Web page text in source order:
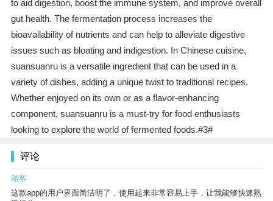
to aid digestion, boost the immune system, and improve overall
gut health. The fermentation process increases the
bioavailability of nutrients and can help to alleviate digestive
issues such as bloating and indigestion. In Chinese cuisine,
suansuanru is a versatile ingredient that can be used in a
variety of dishes, adding a unique twist to traditional recipes.
Whether enjoyed on its own or as a flavor-enhancing
component, suansuanru is a must-try for food enthusiasts
looking to explore the world of fermented foods.#3#
评论
游客
这款app的用户界面简洁明了，使用起来非常容易上手，让我能够快速熟